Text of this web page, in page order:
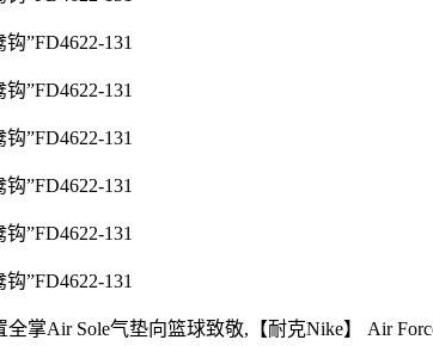
Air Sole气垫向篮球致敬,【耐克Nike】 Air